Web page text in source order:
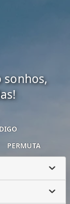
sonhos,
PERMUTA